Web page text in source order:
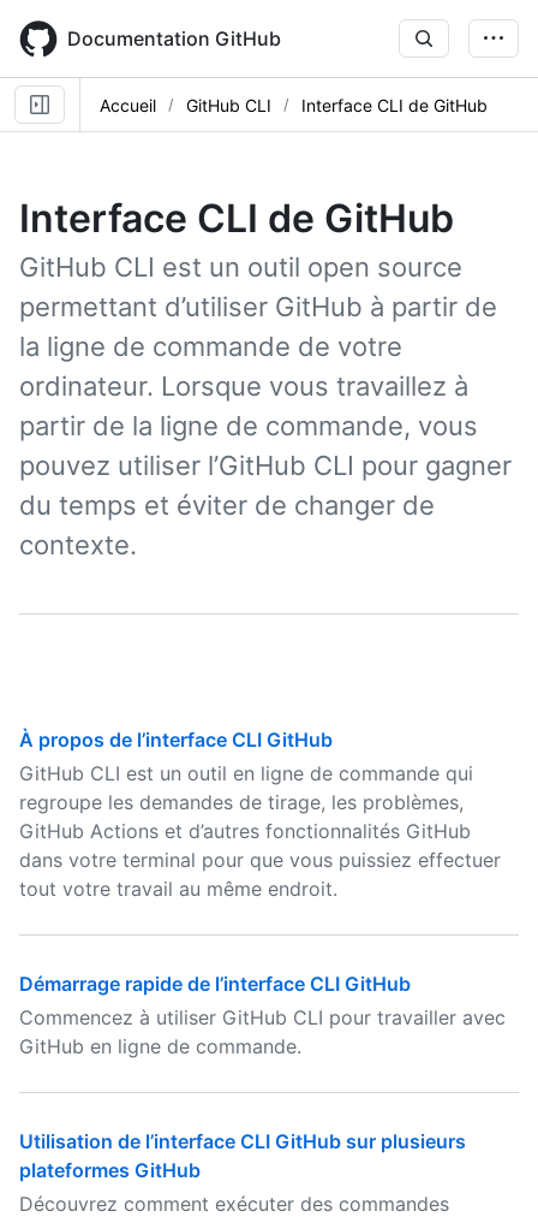
main
content
Documentation GitHub
Accueil GitHub CLI Interface CLI de GitHub
Interface CLI de GitHub
GitHub CLI est un outil open source
permettant d’utiliser GitHub à partir de
la ligne de commande de votre
ordinateur. Lorsque vous travaillez à
partir de la ligne de commande, vous
pouvez utiliser l’GitHub CLI pour gagner
du temps et éviter de changer de
contexte.
À propos de l’interface CLI GitHub
GitHub CLI est un outil en ligne de commande qui
regroupe les demandes de tirage, les problèmes,
GitHub Actions et d’autres fonctionnalités GitHub
dans votre terminal pour que vous puissiez effectuer
tout votre travail au même endroit.
Démarrage rapide de l’interface CLI GitHub
Commencez à utiliser GitHub CLI pour travailler avec
GitHub en ligne de commande.
Utilisation de l’interface CLI GitHub sur plusieurs
plateformes GitHub
Découvrez comment exécuter des commandes